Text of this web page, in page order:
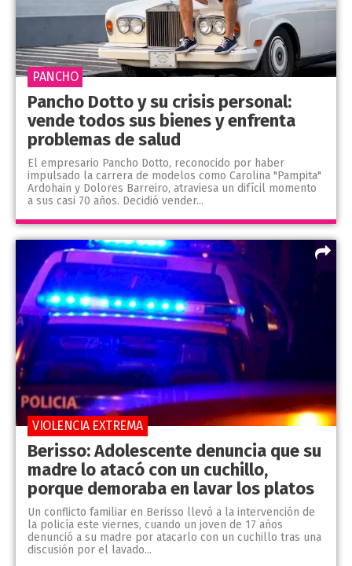
Pancho Dotto y su crisis personal:
vende todos sus bienes y enfrenta
problemas de salud
El empresario Pancho Dotto, reconocido por haber
impulsado la carrera de modelos como Carolina "Pampita"
Ardohain y Dolores Barreiro, atraviesa un difícil momento
a sus casi 70 años. Decidió vender...
PANCHO
Berisso: Adolescente denuncia que su
madre lo atacó con un cuchillo,
porque demoraba en lavar los platos
Un conflicto familiar en Berisso llevó a la intervención de
la policía este viernes, cuando un joven de 17 años
denunció a su madre por atacarlo con un cuchillo tras una
discusión por el lavado...
VIOLENCIA EXTREMA